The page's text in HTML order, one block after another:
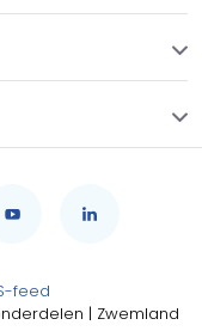
feed
| Zwemland